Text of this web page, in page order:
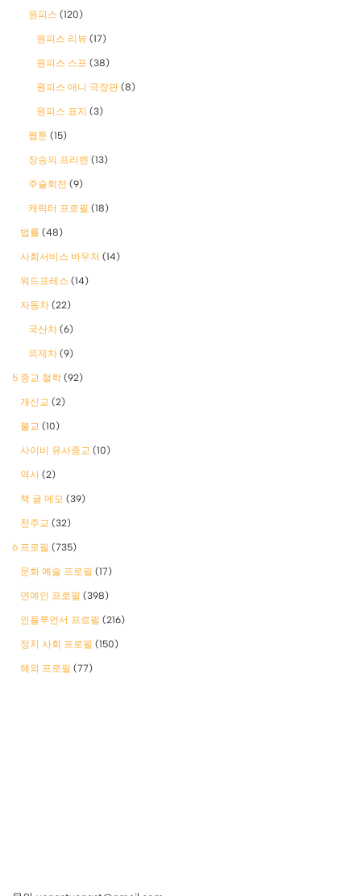
원피스 (120)
원피스 리뷰 (17)
원피스 스포 (38)
원피스 애니 극장판 (8)
원피스 표지 (3)
웹툰 (15)
장송의 프리렌 (13)
주술회전 (9)
캐릭터 프로필 (18)
법률 (48)
사회서비스 바우처 (14)
워드프레스 (14)
자동차 (22)
국산차 (6)
외제차 (9)
5 종교 철학 (92)
개신교 (2)
불교 (10)
사이비 유사종교 (10)
역사 (2)
책 글 메모 (39)
천주교 (32)
6 프로필 (735)
문화 예술 프로필 (17)
연예인 프로필 (398)
인플루언서 프로필 (216)
정치 사회 프로필 (150)
해외 프로필 (77)